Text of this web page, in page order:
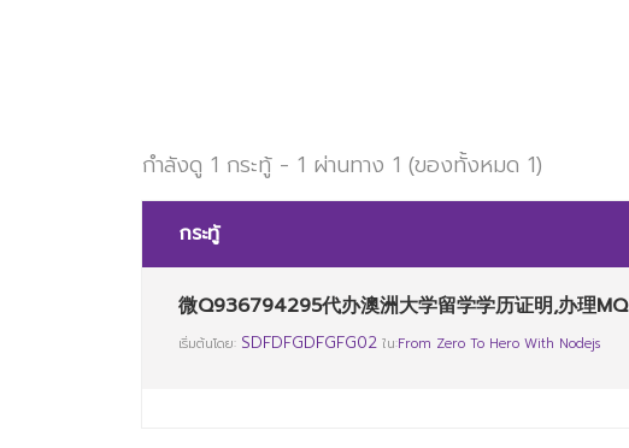
กำลังดู 1 กระทู้ - 1 ผ่านทาง 1 (ของทั้งหมด 1)
กระทู้
微Q936794295代办澳洲大学留学学历证明,办理MQ
เริ่มต้นโดย: SDFDFGDFGFG02 ใน:From Zero To Hero With Nodejs